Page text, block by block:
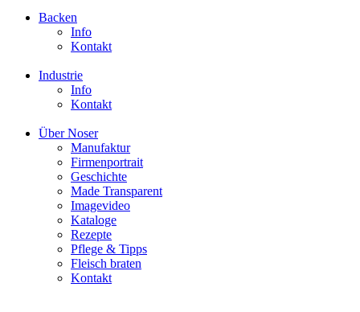
Backen
Info
Kontakt
Industrie
Info
Kontakt
Über Noser
Manufaktur
Firmenportrait
Geschichte
Made Transparent
Imagevideo
Kataloge
Rezepte
Pflege & Tipps
Fleisch braten
Kontakt